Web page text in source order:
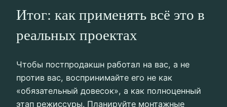
Итог: как применять всё это в
реальных проектах
Чтобы постпродакшн работал на вас, а не
против вас, воспринимайте его не как
«обязательный довесок», а как полноценный
этап режиссуры. Планируйте монтажные